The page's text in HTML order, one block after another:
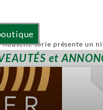
série présente un
lame interchangeable.
:
guichet.
et